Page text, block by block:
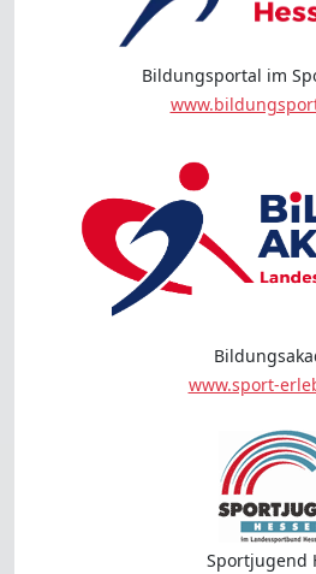
Bildungsportal im
www.sport-
Sportjugend